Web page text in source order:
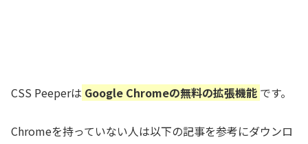
CSS Peeperは Google Chromeの無料の拡張機能 です。
Chromeを持っていない人は以下の記事を参考にダウンロ